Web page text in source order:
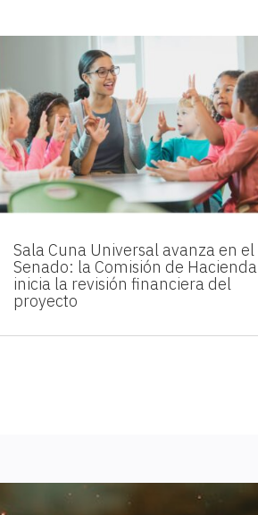
Sala Cuna Universal avanza en el
Senado: la Comisión de Hacienda
inicia la revisión financiera del
proyecto